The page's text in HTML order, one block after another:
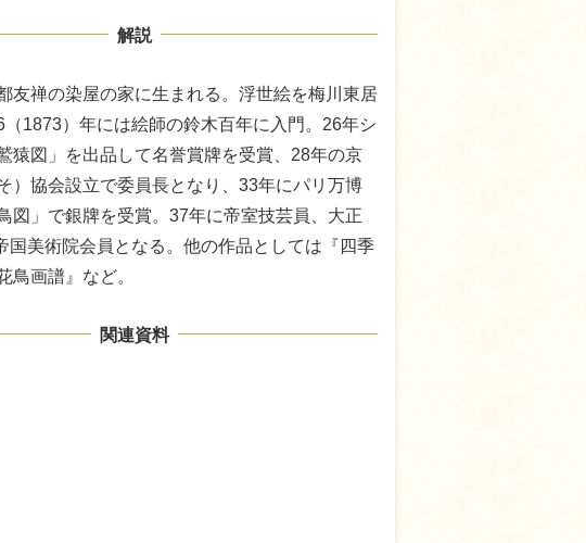
解説
友禅の染屋の家に生まれる。浮世絵を梅川東居
（1873）年には絵師の鈴木百年に入門。26年シ
猿図」を出品して名誉賞牌を受賞、28年の京
）協会設立で委員長となり、33年にパリ万博
図」で銀牌を受賞。37年に帝室技芸員、大正
国美術院会員となる。他の作品としては『四季
鳥画譜』など。
関連資料